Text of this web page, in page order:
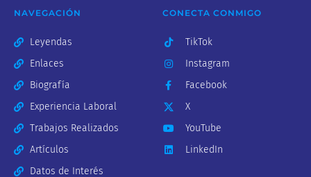
NAVEGACIÓN
Leyendas
Enlaces
Biografía
Experiencia Laboral
Trabajos Realizados
Artículos
Datos de Interés
CONECTA CONMIGO
TikTok
Instagram
Facebook
X
YouTube
LinkedIn